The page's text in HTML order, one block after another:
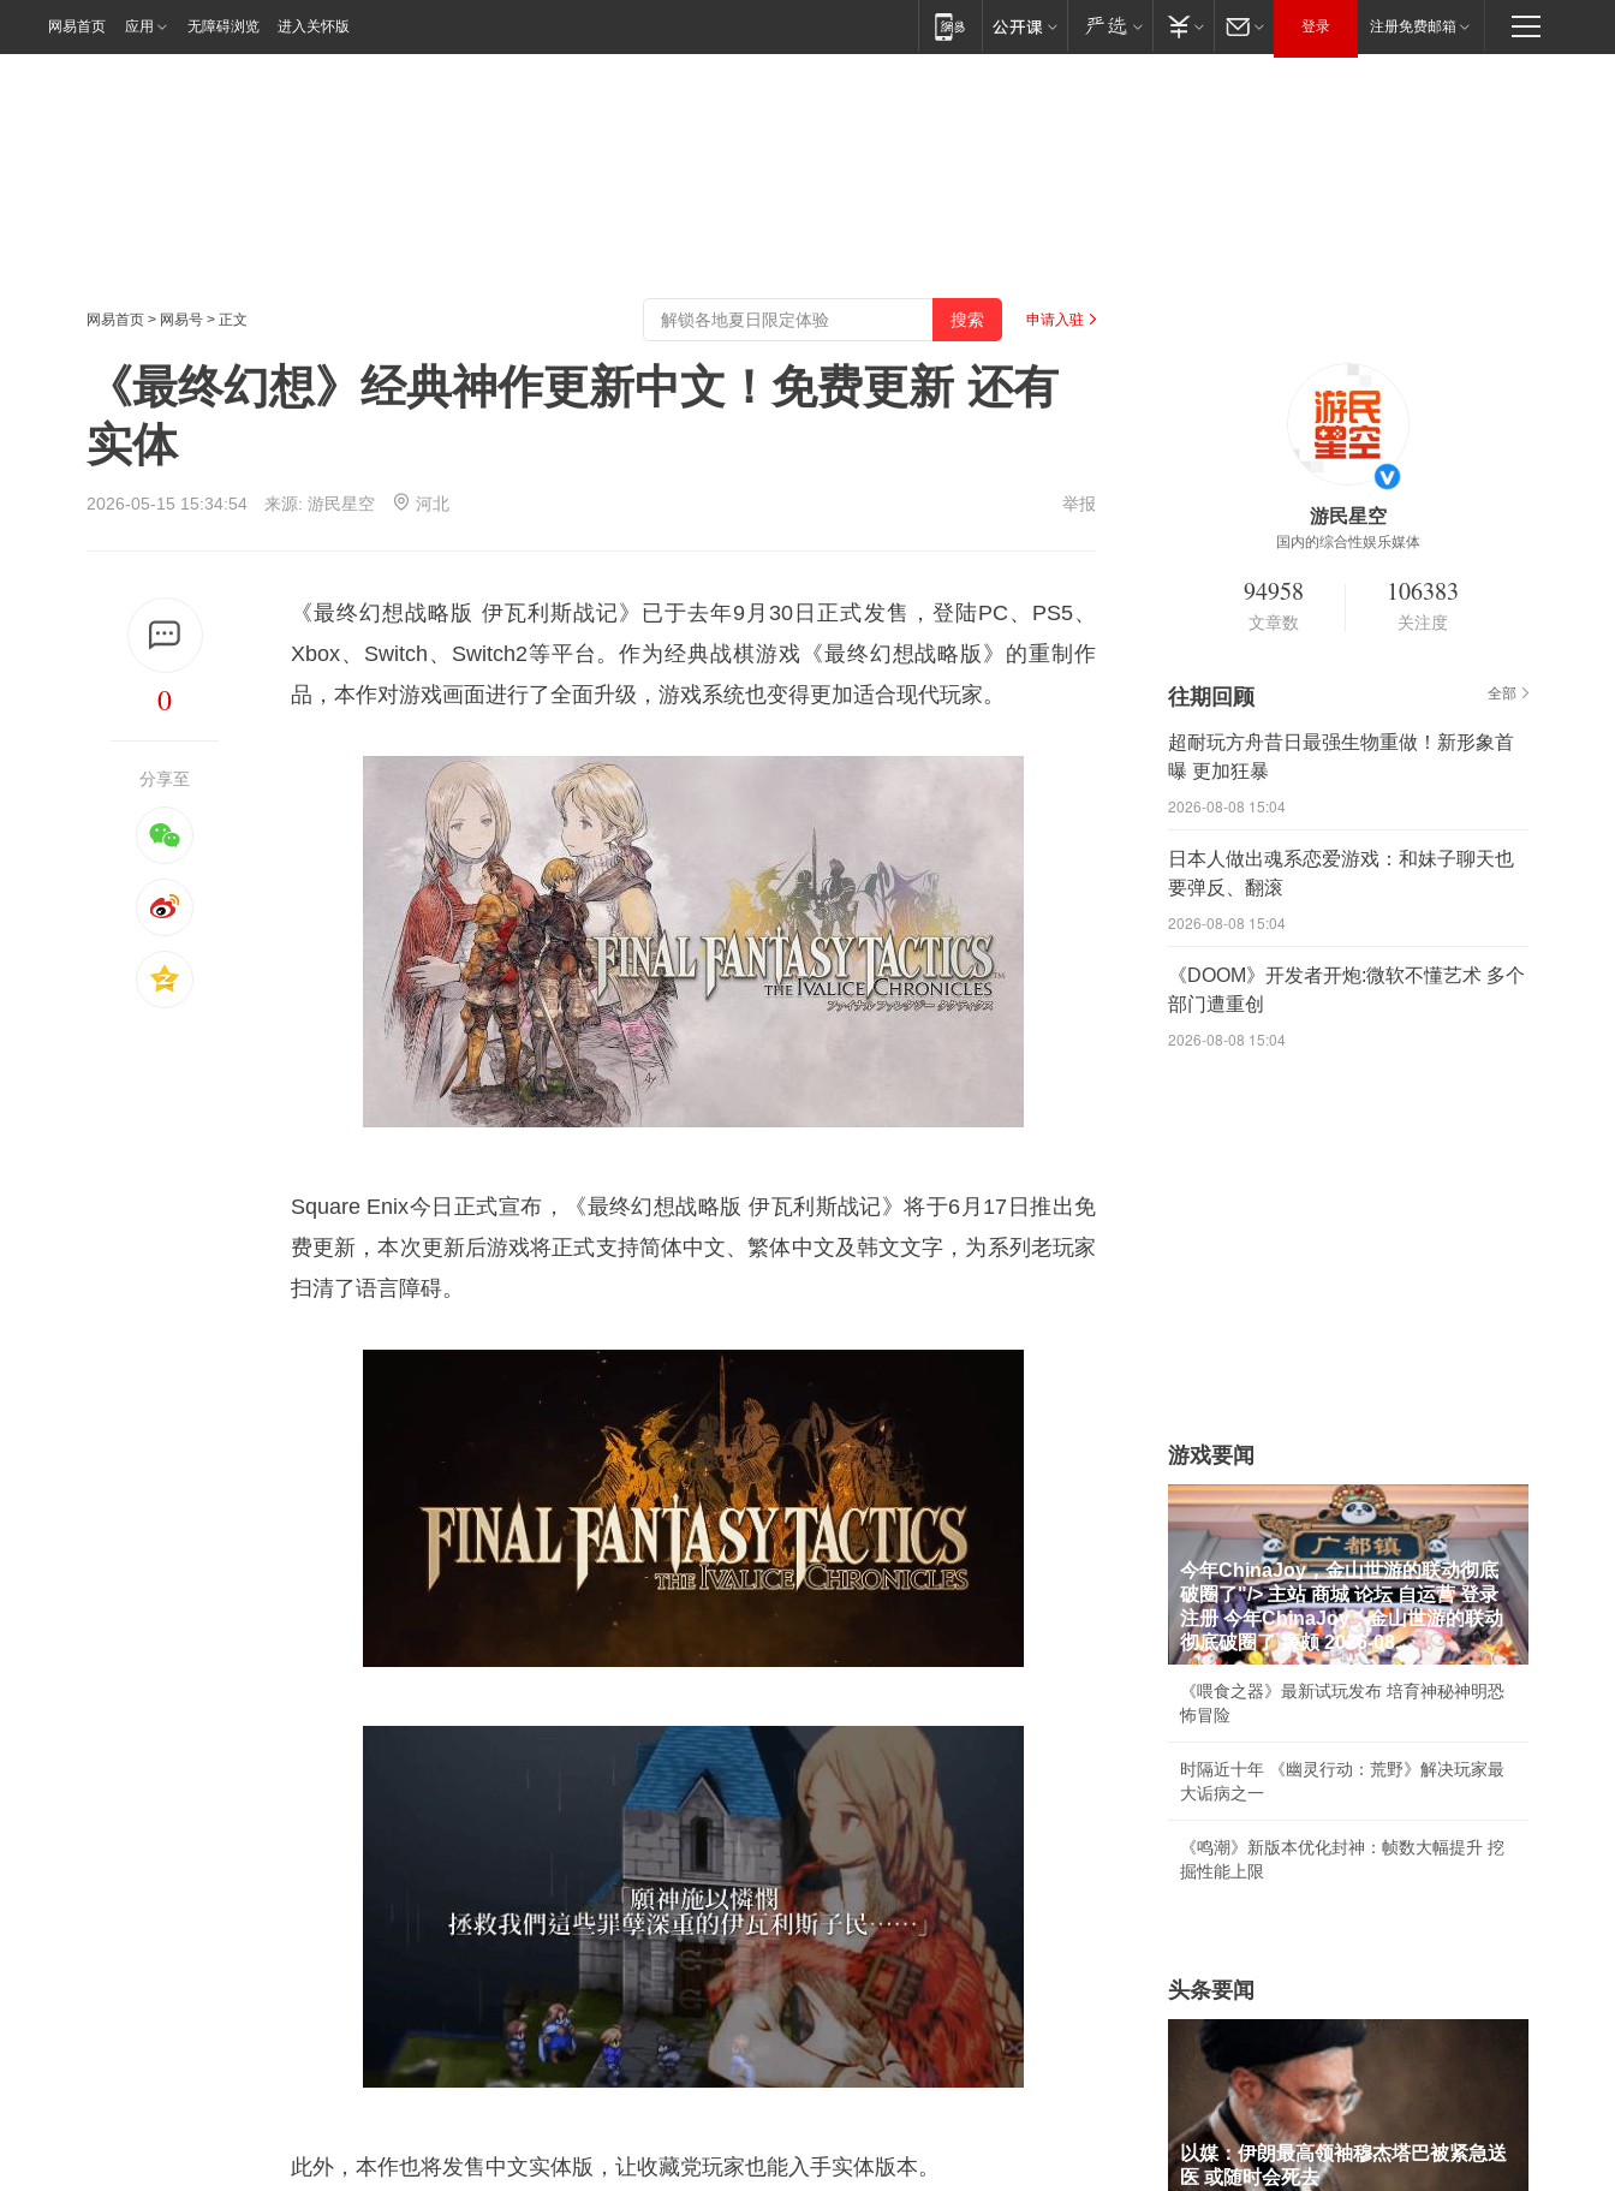
网易首页 应用 无障碍浏览 进入关怀版 登录 注册免费邮箱
网易首页 > 网易号 > 正文 申请入驻
《最终幻想》经典神作更新中文！免费更新 还有
实体
2026-05-15 15:34:54 来源: 游民星空 河北 举报
0
分享至
《最终幻想战略版 伊瓦利斯战记》已于去年9月30日正式发售，登陆PC、PS5、
Xbox、Switch、Switch2等平台。作为经典战棋游戏《最终幻想战略版》的重制作
品，本作对游戏画面进行了全面升级，游戏系统也变得更加适合现代玩家。
Square Enix今日正式宣布，《最终幻想战略版 伊瓦利斯战记》将于6月17日推出免
费更新，本次更新后游戏将正式支持简体中文、繁体中文及韩文文字，为系列老玩家
扫清了语言障碍。
此外，本作也将发售中文实体版，让收藏党玩家也能入手实体版本。
游民星空
国内的综合性娱乐媒体
94958
文章数
106383
关注度
往期回顾 全部
超耐玩方舟昔日最强生物重做！新形象首
曝 更加狂暴
2026-08-08 15:04
日本人做出魂系恋爱游戏：和妹子聊天也
要弹反、翻滚
2026-08-08 15:04
《DOOM》开发者开炮:微软不懂艺术 多个
部门遭重创
2026-08-08 15:04
游戏要闻
今年ChinaJoy，金山世游的联动彻底
破圈了"/> 主站 商城 论坛 自运营 登录
注册 今年ChinaJoy，金山世游的联动
彻底破圈了 廉颇 2026-08...
《喂食之器》最新试玩发布 培育神秘神明恐
怖冒险
时隔近十年 《幽灵行动：荒野》解决玩家最
大诟病之一
《鸣潮》新版本优化封神：帧数大幅提升 挖
掘性能上限
头条要闻
以媒：伊朗最高领袖穆杰塔巴被紧急送
医 或随时会死去